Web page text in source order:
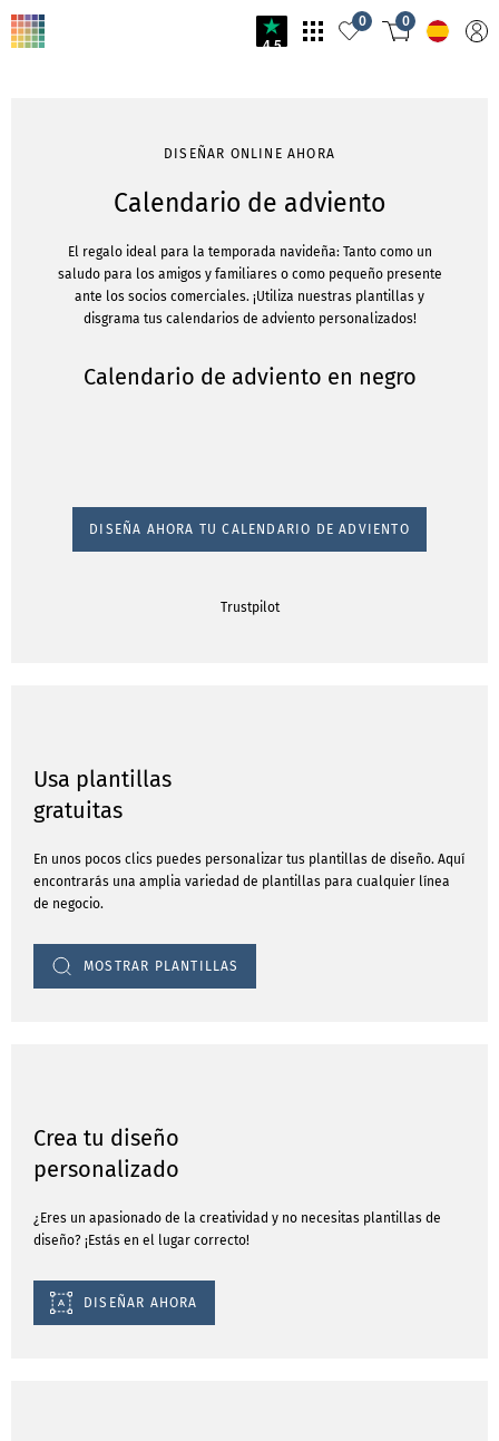
4.5
0 0
DISEÑAR ONLINE AHORA
Calendario de adviento
El regalo ideal para la temporada navideña: Tanto como un
saludo para los amigos y familiares o como pequeño presente
ante los socios comerciales. ¡Utiliza nuestras plantillas y
disgrama tus calendarios de adviento personalizados!
Calendario de adviento en negro
DISEÑA AHORA TU CALENDARIO DE ADVIENTO
Trustpilot
Usa plantillas
gratuitas
En unos pocos clics puedes personalizar tus plantillas de diseño. Aquí
encontrarás una amplia variedad de plantillas para cualquier línea
de negocio.
MOSTRAR PLANTILLAS
Crea tu diseño
personalizado
¿Eres un apasionado de la creatividad y no necesitas plantillas de
diseño? ¡Estás en el lugar correcto!
DISEÑAR AHORA